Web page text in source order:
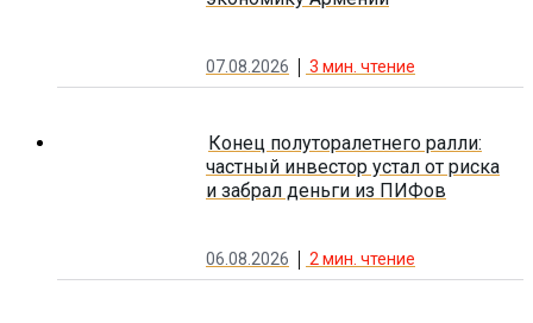
07.08.2026 3 мин. чтение
Конец полуторалетнего ралли:
частный инвестор устал от риска
и забрал деньги из ПИФов
06.08.2026 2мин. чтение